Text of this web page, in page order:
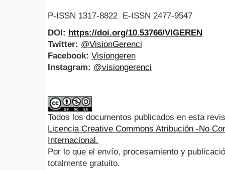
P-ISSN 1317-8822 E-ISSN 2477-9547
DOI: https://doi.org/10.53766/VIGEREN
Twitter: @VisionGerenci
Facebook: Visiongeren
Instagram: @visiongerenci
Todos los documentos publicados en esta
Licencia Creative Commons Atribución -No
Internacional.
Por lo que el envío, procesamiento y
totalmente gratuito.